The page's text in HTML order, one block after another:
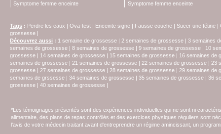
Symptome femme enceinte
Symptome femme enceinte
Tags : Perdre les eaux | Ova-test | Enceinte signe | Fausse couche | Sucer une tétine |
grossesse |
Découvrez aussi : 1 semaine de grossesse | 2 semaines de grossesse | 3 semaines
semaines de grossesse | 8 semaines de grossesse | 9 semaines de grossesse | 10
grossesse | 14 semaines de grossesse | 15 semaines de grossesse | 16 semaines de
semaines de grossesse | 21 semaines de grossesse | 22 semaines de grossesse | 23
grossesse | 27 semaines de grossesse | 28 semaines de grossesse | 29 semaines de
semaines de grssesse | 34 semaines de grossesse | 35 semaines de grossesse | 36
grossesse | 40 semaines de grossesse |
*Les témoignages présentés sont des expériences individuelles qui ne sont ni
alimentaire, des plans de repas contrôlés et des exercices physiques réguliers sont
l'avis de votre médecin traitant avant d'entreprendre un régime amincissant, un